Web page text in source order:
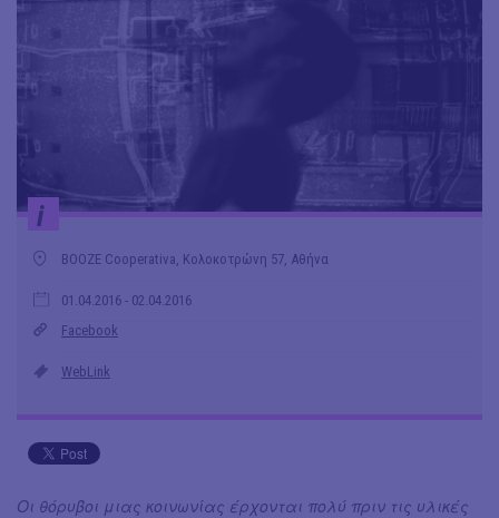
i
ΒOOZE Cooperativa, Κολοκοτρώνη 57, Αθήνα
01.04.2016 - 02.04.2016
Facebook
WebLink
Οι θόρυβοι μιας κοινωνίας έρχονται πολύ πριν τις υλικές